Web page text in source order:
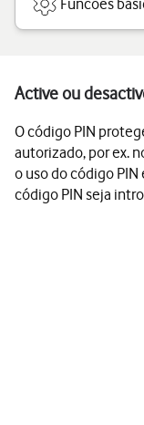
Funcões
Active ou
O código PIN
autorizado, por ex.
o uso do código
código PIN seja